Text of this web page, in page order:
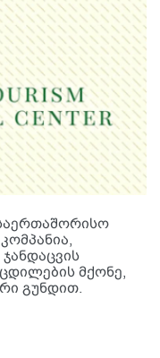
მქონე,
გუნდით.